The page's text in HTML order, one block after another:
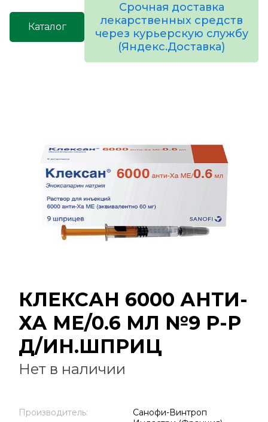
Каталог
Срочная доставка
лекарственных средств
через курьерскую службу
(Яндекс.Доставка)
КЛЕКСАН 6000 АНТИ-
ХА МЕ/0.6 МЛ №9 Р-Р
Д/ИН.ШПРИЦ
Нет в наличии
Производитель:
Санофи-Винтроп